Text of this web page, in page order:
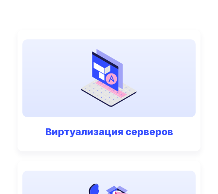
Виртуализация серверов